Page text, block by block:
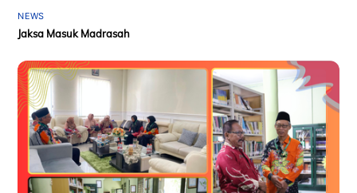
NEWS
Jaksa Masuk Madrasah